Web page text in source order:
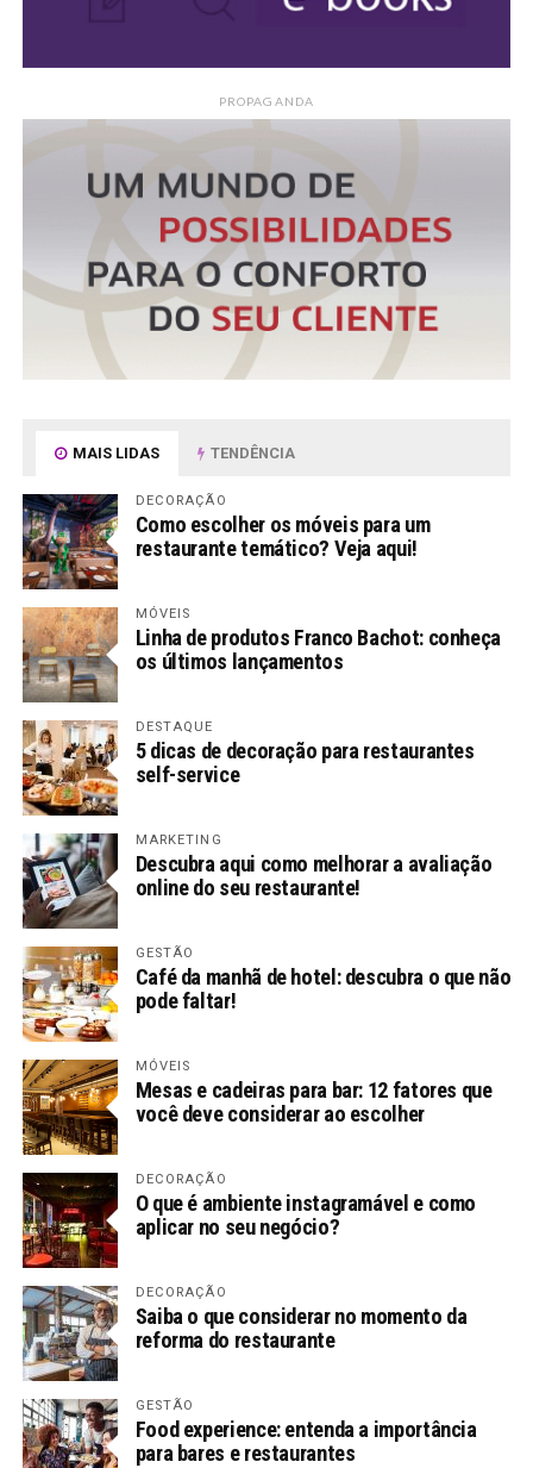
PROPAGANDA
MAIS LIDAS TENDÊNCIA
DECORAÇÃO
Como escolher os móveis para um
restaurante temático? Veja aqui!
MÓVEIS
Linha de produtos Franco Bachot: conheça
os últimos lançamentos
DESTAQUE
5 dicas de decoração para restaurantes
self-service
MARKETING
Descubra aqui como melhorar a avaliação
online do seu restaurante!
GESTÃO
Café da manhã de hotel: descubra o que não
pode faltar!
MÓVEIS
Mesas e cadeiras para bar: 12 fatores que
você deve considerar ao escolher
DECORAÇÃO
O que é ambiente instagramável e como
aplicar no seu negócio?
DECORAÇÃO
Saiba o que considerar no momento da
reforma do restaurante
GESTÃO
Food experience: entenda a importância
para bares e restaurantes